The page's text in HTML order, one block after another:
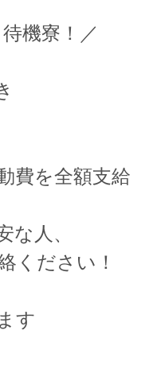
機寮！／
費を全額支給
な人、
ください！
す